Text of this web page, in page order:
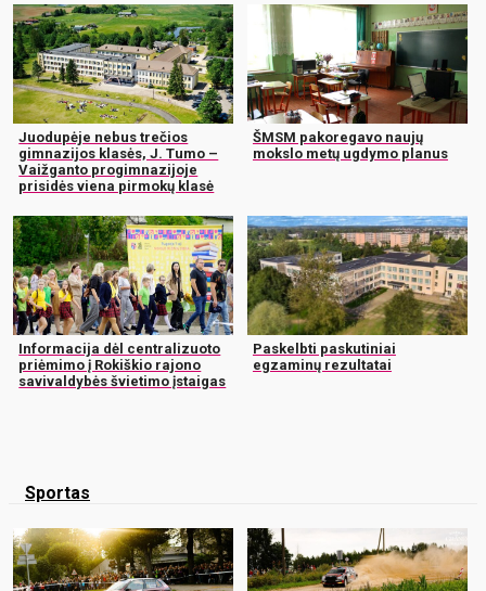
Juodupėje nebus trečios
gimnazijos klasės, J. Tumo –
Vaižganto progimnazijoje
prisidės viena pirmokų klasė
ŠMSM pakoregavo naujų
mokslo metų ugdymo planus
Informacija dėl centralizuoto
priėmimo į Rokiškio rajono
savivaldybės švietimo įstaigas
Paskelbti paskutiniai
egzaminų rezultatai
Sportas